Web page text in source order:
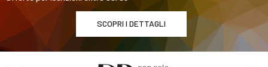
SCOPRI I DETTAGLI